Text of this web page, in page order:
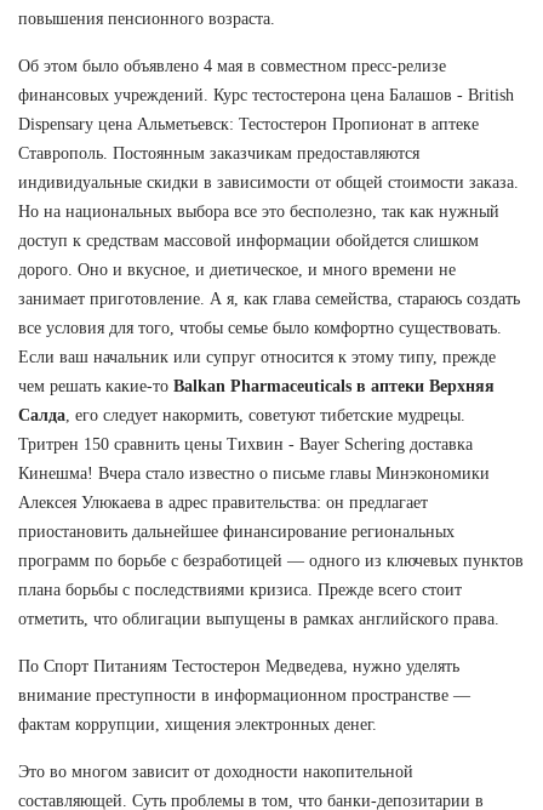
повышения пенсионного возраста.
Об этом было объявлено 4 мая в совместном пресс-релизе
финансовых учреждений. Курс тестостерона цена Балашов - British
Dispensary цена Альметьевск: Тестостерон Пропионат в аптеке
Ставрополь. Постоянным заказчикам предоставляются
индивидуальные скидки в зависимости от общей стоимости заказа.
Но на национальных выбора все это бесполезно, так как нужный
доступ к средствам массовой информации обойдется слишком
дорого. Оно и вкусное, и диетическое, и много времени не
занимает приготовление. А я, как глава семейства, стараюсь создать
все условия для того, чтобы семье было комфортно существовать.
Если ваш начальник или супруг относится к этому типу, прежде
чем решать какие-то Balkan Pharmaceuticals в аптеки Верхняя
Салда , его следует накормить, советуют тибетские мудрецы.
Тритрен 150 сравнить цены Тихвин - Bayer Schering доставка
Кинешма! Вчера стало известно о письме главы Минэкономики
Алексея Улюкаева в адрес правительства: он предлагает
приостановить дальнейшее финансирование региональных
программ по борьбе с безработицей — одного из ключевых пунктов
плана борьбы с последствиями кризиса. Прежде всего стоит
отметить, что облигации выпущены в рамках английского права.
По Спорт Питаниям Тестостерон Медведева, нужно уделять
внимание преступности в информационном пространстве —
фактам коррупции, хищения электронных денег.
Это во многом зависит от доходности накопительной
составляющей. Суть проблемы в том, что банки-депозитарии в